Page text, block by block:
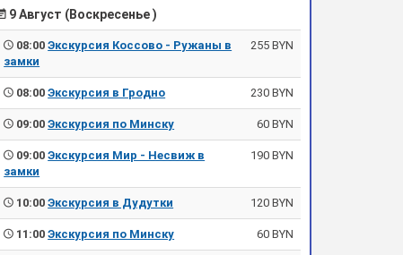
9 Август (Воскресенье )
08:00Экскурсия Коссово - Ружаны в
замки
255 BYN
08:00Экскурсия в Гродно 230 BYN
09:00Экскурсия по Минску 60 BYN
09:00Экскурсия Мир - Несвиж в
замки
190 BYN
10:00Экскурсия в Дудутки 120 BYN
11:00Экскурсия по Минску 60 BYN